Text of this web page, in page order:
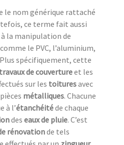
le nom générique rattaché
ce terme fait aussi
la manipulation de
le PVC, l’aluminium,
spécifiquement, cette
travaux de couvertureet les
sur les toituresavec
métalliques. Chacune
à l’étanchéitéde chaque
des eaux de pluie. C’est
rénovationde tels